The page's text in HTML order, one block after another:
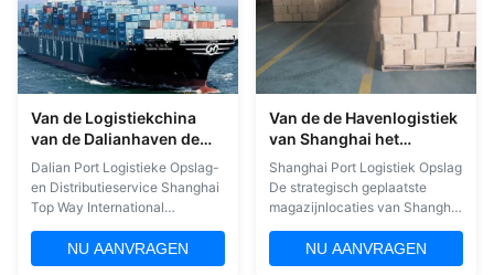
Van de Logistiekchina
van de Dalianhaven de
Opslag van de het
Pakhuisdienst en de
Distributiedienst
Dalian Port Logistieke Opslag-
en Distributieservice Shanghai
Top Way International
Operations- en
Oplossingsexperts zorgen voor
NU AANVRAGEN
Van de de Havenlogistiek
van Shanghai het
Opslaande Vervoer die
FOB/EXW/CIF opslaan
Shanghai Port Logistiek Opslag
De strategisch geplaatste
magazijnlocaties van Shanghai
Verenigde Staten zullen uw
steeds veranderende
NU AANVRAGEN